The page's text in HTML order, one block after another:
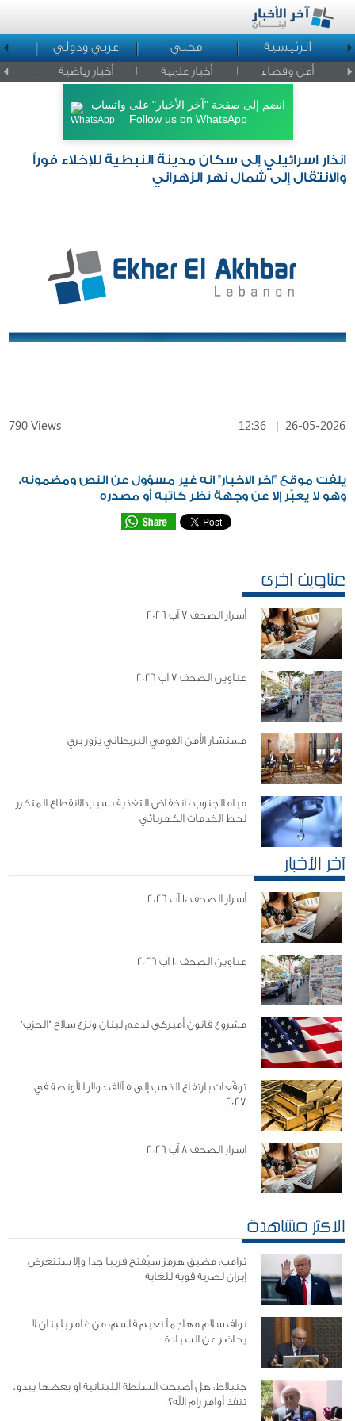
الرئيسية محلي عربي ودولي
أمن وقضاء أخبار علمية أخبار رياضية اخبار
انضم إلى صفحة "آخر الأخبار" على واتساب
Follow us on WhatsApp
انذار اسرائيلي إلى سكان مدينة النبطية للإخلاء فوراً
والانتقال إلى شمال نهر الزهراني
790 Views 12:36 | 26-05-2026
يلفت موقع "اخر الاخبار" انه غير مسؤول عن النص ومضمونه،
وهو لا يعبّر إلا عن وجهة نظر كاتبه أو مصدره
عناوين اخرى
أسرار الصحف 7 آب 2026
عناوين الصحف 7 آب 2026
مستشار الأمن القومي البريطاني يزور بري
مياه الجنوب : انخفاض التغذية بسبب الانقطاع المتكرر
لخط الخدمات الكهربائي
آخر الأخبار
أسرار الصحف 10 آب 2026
عناوين الصحف 10 آب 2026
مشروع قانون أميركي لدعم لبنان ونزع سلاح "الحزب"
توقّعات بارتفاع الذهب إلى 5 آلاف دولار للأونصة في
2027
اسرار الصحف 8 آب 2026
الاكثر مشاهدة
ترامب: مضيق هرمز سيُفتح قريبا جدا وإلا ستتعرض
إيران لضربة قوية للغاية
نواف سلام مهاجماً نعيم قاسم: من غامر بلبنان لا
يحاضر عن السيادة
جنبلاط: هل أصبحت السلطة اللبنانية او بعضها يبدو،
تنفذ أوامر رام الله؟